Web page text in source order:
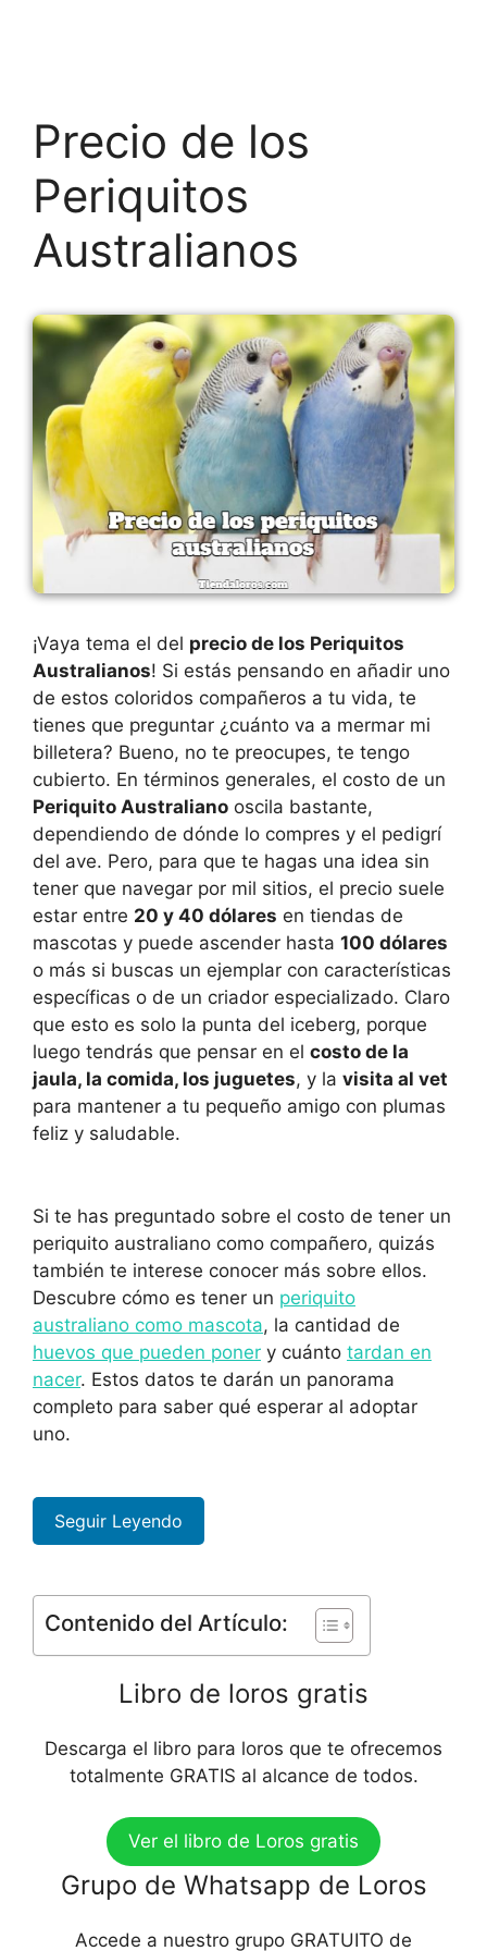
Precio de los
Periquitos
Australianos
¡Vaya tema el del precio de los Periquitos
Australianos! Si estás pensando en añadir uno
de estos coloridos compañeros a tu vida, te
tienes que preguntar ¿cuánto va a mermar mi
billetera? Bueno, no te preocupes, te tengo
cubierto. En términos generales, el costo de un
Periquito Australiano oscila bastante,
dependiendo de dónde lo compres y el pedigrí
del ave. Pero, para que te hagas una idea sin
tener que navegar por mil sitios, el precio suele
estar entre 20 y 40 dólares en tiendas de
mascotas y puede ascender hasta 100 dólares
o más si buscas un ejemplar con características
específicas o de un criador especializado. Claro
que esto es solo la punta del iceberg, porque
luego tendrás que pensar en el costo de la
jaula, la comida, los juguetes, y la visita al vet
para mantener a tu pequeño amigo con plumas
feliz y saludable.
Si te has preguntado sobre el costo de tener un
periquito australiano como compañero, quizás
también te interese conocer más sobre ellos.
Descubre cómo es tener un periquito
australiano como mascota, la cantidad de
huevos que pueden poner y cuánto tardan en
nacer. Estos datos te darán un panorama
completo para saber qué esperar al adoptar
uno.
Seguir Leyendo
Contenido del Artículo:
Libro de loros gratis
Descarga el libro para loros que te ofrecemos
totalmente GRATIS al alcance de todos.
Ver el libro de Loros gratis
Grupo de Whatsapp de Loros
Accede a nuestro grupo GRATUITO de